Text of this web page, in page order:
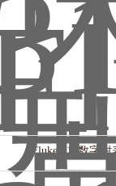
Fluke 312数字钳